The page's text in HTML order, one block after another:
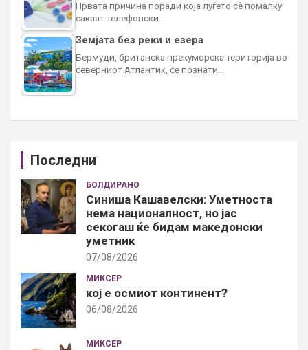
Првата причина поради која луѓето сè помалку
сакаат телефонски…
Земјата без реки и езера
Бермуди, британска прекуморска територија во
северниот Атлантик, се познати…
Последни
БОЛДИРАНО
Синиша Кашавелски: Уметноста
нема националност, но јас
секогаш ќе бидам македонски
уметник
07/08/2026
МИКСЕР
кој е осмиот континент?
06/08/2026
МИКСЕР